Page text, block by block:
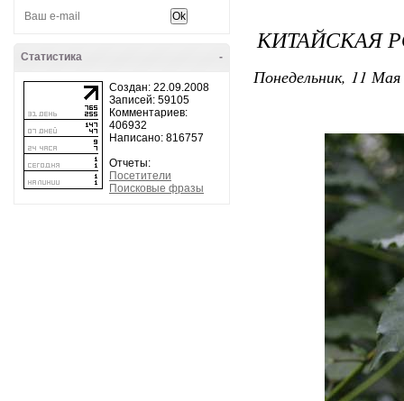
-
Статистика
Создан: 22.09.2008
Записей: 59105
Комментариев:
406932
Написано: 816757
Отчеты:
Посетители
Поисковые фразы
КИТАЙСКАЯ
Понедельник, 11